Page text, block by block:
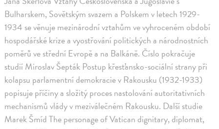
Bulharskem, Sovětským svazem a Polskem v letech 1929-
1934 se věnuje mezinárodní vztahům ve vyhroceném období
hospodářské krize a vyostřování politických a národnostních
poměrů ve střední Evropě a na Balkáně. Číslo pokračuje
studií Miroslav Šepták Postup křesťansko-sociální strany při
kolapsu parlamentní demokracie v Rakousku (1932-1933)
popisuje příčiny a složitý proces nastolování autoritativních
mechanismů vlády v meziválečném Rakousku. Další studie
Marek Šmíd The personage of Vatican dignitary, diplomat,